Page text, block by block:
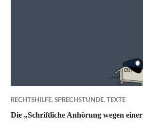
RECHTSHILFE,SPRECHSTUNDE,TEXTE
Die „Schriftliche Anhörung wegen einer